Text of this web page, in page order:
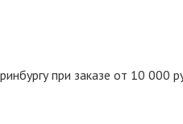
при заказе от 10 000